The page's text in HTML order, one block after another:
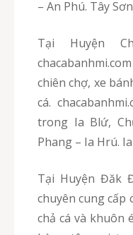
– An Phú. Tây
Tại Huyện Chư Pưh của Gia Lai,
chiên chợ, xe
cá.
trong Ia Blứ,
Phang – Ia Hrú.
Tại Huyện Đăk Đoa của Gia Lai, chúng tôi
chuyên cung cấp
chả cá và khuôn